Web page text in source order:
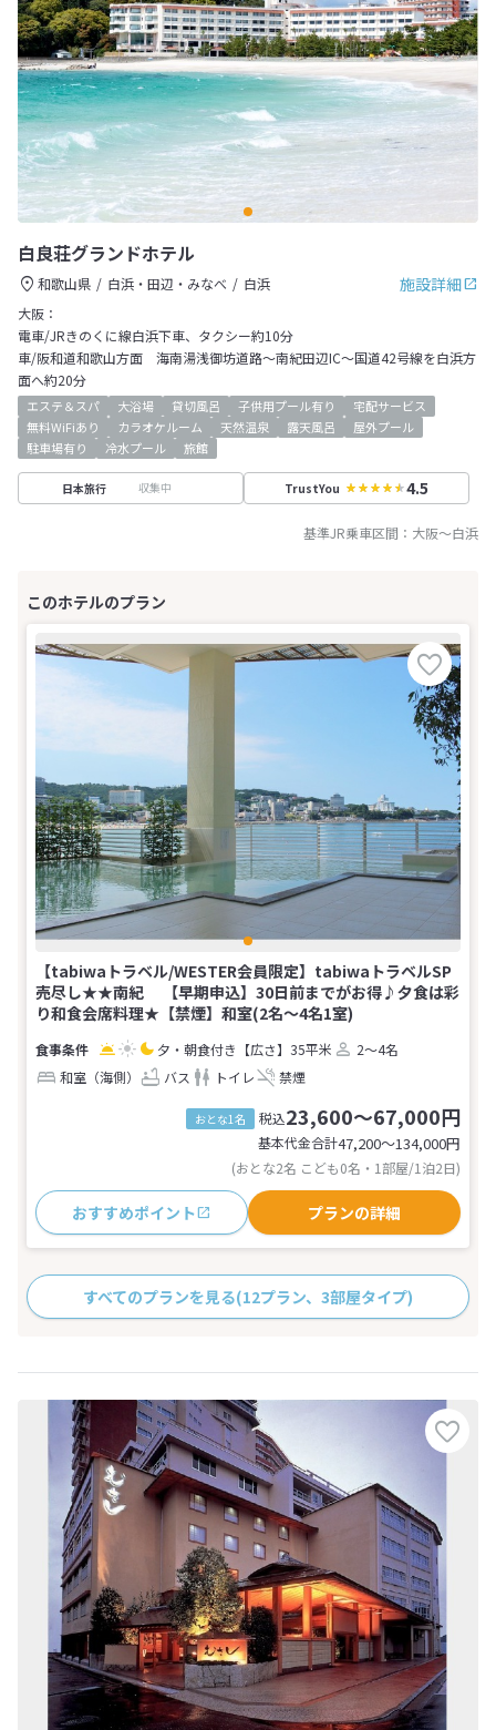
白良荘グランドホテル
施設詳細
和歌山県 白浜・田辺・みなべ
白浜
大阪：
電車/JRきのくに線白浜下車、タクシー約10分
車/阪和道和歌山方面 海南湯浅御坊道路～南紀田辺IC～国道42号線を白浜方
面へ約20分
エステ＆スパ 大浴場 貸切風呂 子供用プール有り
宅配サービス
無料WiFiあり
カラオケルーム 天然温泉 露天風呂
屋外プール
駐車場有り
冷水プール 旅館
日本旅行 収集中 TrustYou 4.5
基準JR乗車区間： 大阪～白浜
【tabiwaトラベル/WESTER会員限定】tabiwaトラベルSP
売尽し★★南紀 【早期申込】30日前までがお得♪夕食は彩
り和食会席料理★【禁煙】和室(2名～4名1室)
夕・朝食付き 【広さ】35平米
2～4名
和室（海側）
バス トイレ 禁煙
おとな1名 税込23,600～67,000円
基本代金合計47,200〜134,000円
(おとな2名 こども0名・1部屋/1泊2日)
おすすめポイント プランの詳細
すべてのプランを見る(12プラン、3部屋タイプ)